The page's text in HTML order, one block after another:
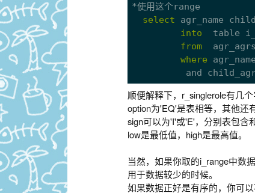
*使用这个range
select agr_name
into
table
from
  agr_agrs
where
and
顺便解释下，r_singlerole有几个
option为'EQ'是表相等，其他还
sign可以为'I'或'E'，分别表包含
low是最低值，high是最高值。
当然，如果你取的i_range中数
用于数据较少的时候。
如果数据正好是有序的，你可